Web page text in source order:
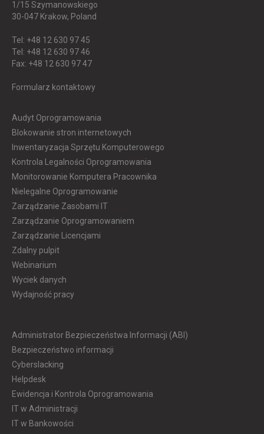
1/15 Szymanowskiego
30-047 Krakow, Poland
Tel: +48 12 630 97 45
Tel: +48 12 630 97 46
Fax: +48 12 630 97 47
Formularz kontaktowy
Audyt Oprogramowania
Blokowanie stron internetowych
Inwentaryzacja Sprzętu Komputerowego
Kontrola Legalności Oprogramowania
Monitorowanie Komputera Pracownika
Nielegalne Oprogramowanie
Zarządzanie Zasobami IT
Zarządzanie Oprogramowaniem
Zarządzanie Licencjami
Zdalny pulpit
Webinarium
Wyciek danych
Wydajność pracy
Administrator Bezpieczeństwa Informacji (ABI)
Bezpieczeństwo informacji
Cyberslacking
Helpdesk
Ewidencja i Kontrola Oprogramowania
IT w Administracji
IT w Bankowości